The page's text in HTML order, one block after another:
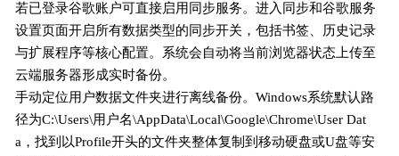
若已登录谷歌账户可直接启用同步服务。进入同步和谷歌服务
设置页面开启所有数据类型的同步开关，包括书签、历史记录
与扩展程序等核心配置。系统会自动将当前浏览器状态上传至
云端服务器形成实时备份。
手动定位用户数据文件夹进行离线备份。Windows系统默认路
径为C:\Users\用户名\AppData\Local\Google\Chrome\User Dat
a，找到以Profile开头的文件夹整体复制到移动硬盘或U盘等安